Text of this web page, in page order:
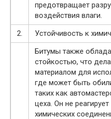
предотвращает
воздействия влаги.
2.
Устойчивость к
Битумы также
стойкостью, что
материалом для
где может быть
таких как
цеха. Он не
химических